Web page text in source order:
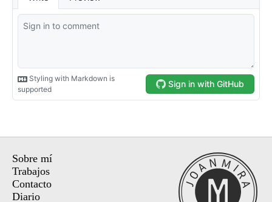
Sobre mí
Trabajos
Contacto
Diario